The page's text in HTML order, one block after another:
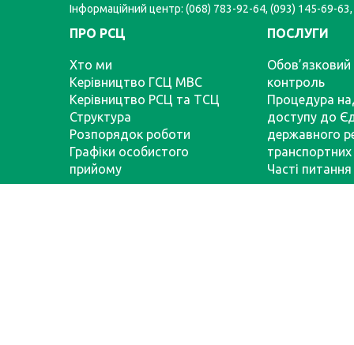
Інформаційний центр: (068) 783-92-64, (093) 145-69-
ПРО РСЦ
Хто ми
Керівництво ГСЦ МВС
Керівництво РСЦ та ТСЦ
Структура
Розпорядок роботи
Графіки особистого
прийому
ПОСЛУГИ
Обов’язковий
контроль
Процедура
доступу до
державного
транспортних
Часті питання